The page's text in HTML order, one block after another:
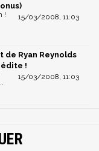
15/03/2008, 11:03
!
de Ryan Reynolds
!
15/03/2008, 11:03